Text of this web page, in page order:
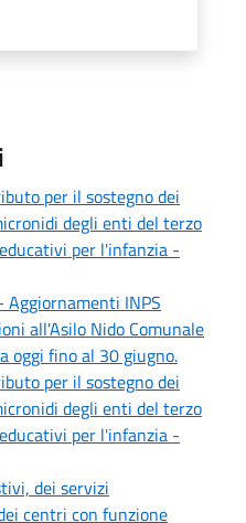
per il sostegno dei
degli enti del terzo
per l'infanzia -
Aggiornamenti INPS
all'Asilo Nido Comunale
oggi fino al 30 giugno.
per il sostegno dei
degli enti del terzo
per l'infanzia -
dei servizi
centri con funzione